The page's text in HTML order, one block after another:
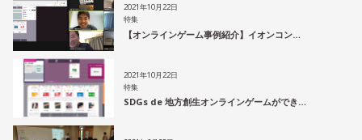
2021年10月22日
特集
【オンラインゲーム事例紹介】イオンコン…
2021年10月22日
特集
SDGs de 地方創生オンラインゲームができ…